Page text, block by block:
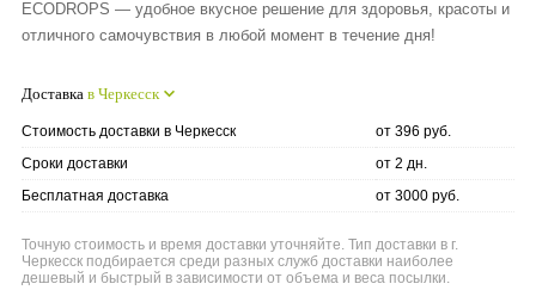
ECODROPS — удобное вкусное решение для здоровья, красоты и
отличного самочувствия в любой момент в течение дня!
Доставка в Черкесск
Стоимость доставки в Черкесск
от 396 руб.
Сроки доставки
от 2 дн.
Бесплатная доставка
от 3000 руб.
Точную стоимость и время доставки уточняйте. Тип доставки в г.
Черкесск подбирается среди разных служб доставки наиболее
дешевый и быстрый в зависимости от объема и веса посылки.